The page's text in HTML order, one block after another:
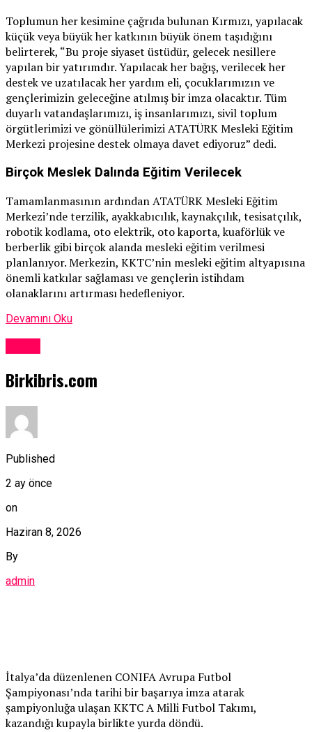
Toplumun her kesimine çağrıda bulunan Kırmızı, yapılacak
küçük veya büyük her katkının büyük önem taşıdığını
belirterek, “Bu proje siyaset üstüdür, gelecek nesillere
yapılan bir yatırımdır. Yapılacak her bağış, verilecek her
destek ve uzatılacak her yardım eli, çocuklarımızın ve
gençlerimizin geleceğine atılmış bir imza olacaktır. Tüm
duyarlı vatandaşlarımızı, iş insanlarımızı, sivil toplum
örgütlerimizi ve gönüllülerimizi ATATÜRK Mesleki Eğitim
Merkezi projesine destek olmaya davet ediyoruz” dedi.
Birçok Meslek Dalında Eğitim Verilecek
Tamamlanmasının ardından ATATÜRK Mesleki Eğitim
Merkezi’nde terzilik, ayakkabıcılık, kaynakçılık, tesisatçılık,
robotik kodlama, oto elektrik, oto kaporta, kuaförlük ve
berberlik gibi birçok alanda mesleki eğitim verilmesi
planlanıyor. Merkezin, KKTC’nin mesleki eğitim altyapısına
önemli katkılar sağlaması ve gençlerin istihdam
olanaklarını artırması hedefleniyor.
Devamını Oku
Birkibris.com
Published
2 ay önce
on
Haziran 8, 2026
By
admin
İtalya’da düzenlenen CONIFA Avrupa Futbol
Şampiyonası’nda tarihi bir başarıya imza atarak
şampiyonluğa ulaşan KKTC A Milli Futbol Takımı,
kazandığı kupayla birlikte yurda döndü.